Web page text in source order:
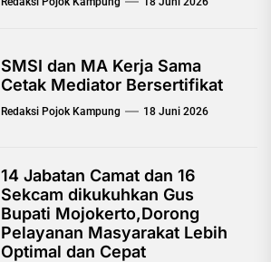
SMSI dan MA Kerja Sama
Cetak Mediator Bersertifikat
Redaksi Pojok Kampung 18 Juni 2026
14 Jabatan Camat dan 16
Sekcam dikukuhkan Gus
Bupati Mojokerto,Dorong
Pelayanan Masyarakat Lebih
Optimal dan Cepat